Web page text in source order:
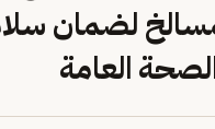
لضمان
العامة